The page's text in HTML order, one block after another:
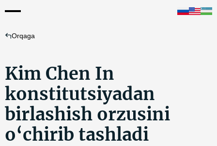
Orqaga
Kim Chen In
konstitutsiyadan
birlashish orzusini
o‘chirib tashladi